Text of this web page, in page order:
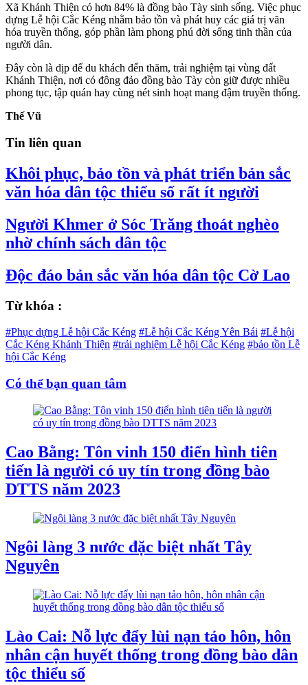
Xã Khánh Thiện có hơn 84% là đồng bào Tày sinh sống. Việc phục
dựng Lễ hội Cắc Kéng nhằm bảo tồn và phát huy các giá trị văn
hóa truyền thống, góp phần làm phong phú đời sống tinh thần của
người dân.
Đây còn là dịp để du khách đến thăm, trải nghiệm tại vùng đất
Khánh Thiện, nơi có đông đảo đồng bào Tày còn giữ được nhiều
phong tục, tập quán hay cùng nét sinh hoạt mang đậm truyền thống.
Thế Vũ
Tin liên quan
Khôi phục, bảo tồn và phát triển bản sắc
văn hóa dân tộc thiểu số rất ít người
Người Khmer ở Sóc Trăng thoát nghèo
nhờ chính sách dân tộc
Độc đáo bản sắc văn hóa dân tộc Cờ Lao
Từ khóa :
#Phục dựng Lễ hội Cắc Kéng #Lễ hội Cắc Kéng Yên Bái #Lễ hội
Cắc Kéng Khánh Thiện #trải nghiệm Lễ hội Cắc Kéng #bảo tồn Lễ
hội Cắc Kéng
Có thể bạn quan tâm
Cao Bằng: Tôn vinh 150 điển hình tiên
tiến là người có uy tín trong đồng bào
DTTS năm 2023
Ngôi làng 3 nước đặc biệt nhất Tây
Nguyên
Lào Cai: Nỗ lực đẩy lùi nạn tảo hôn, hôn
nhân cận huyết thống trong đồng bào dân
tộc thiểu số